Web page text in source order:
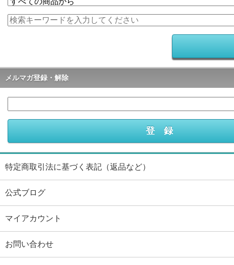
メルマガ登録・解除
特定商取引法に基づく表記（返品など）
公式ブログ
マイアカウント
お問い合わせ